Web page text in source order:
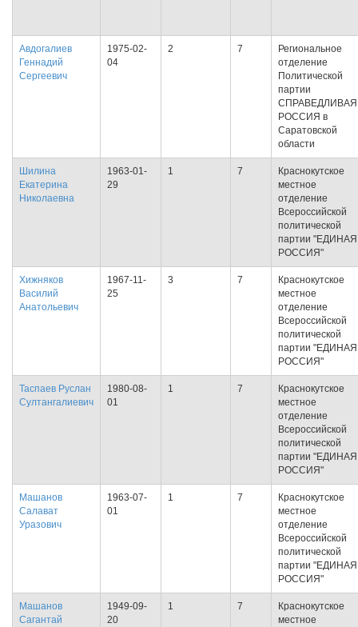
Авдогалиев
Геннадий
Сергеевич
1975-02-
04
2 7
Региональное
отделение
Политической
партии
СПРАВЕДЛИВАЯ
РОССИЯ в
Саратовской
области
Шилина
Екатерина
Николаевна
1963-01-
29
1 7
Краснокутское
местное
отделение
Всероссийской
политической
партии "ЕДИНАЯ
РОССИЯ"
Хижняков
Василий
Анатольевич
1967-11-
25
3 7
Краснокутское
местное
отделение
Всероссийской
политической
партии "ЕДИНАЯ
РОССИЯ"
Таспаев Руслан
Султангалиевич
1980-08-
01
1 7
Краснокутское
местное
отделение
Всероссийской
политической
партии "ЕДИНАЯ
РОССИЯ"
Машанов
Салават
Уразович
1963-07-
01
1 7
Краснокутское
местное
отделение
Всероссийской
политической
партии "ЕДИНАЯ
РОССИЯ"
Машанов
Сагантай
1949-09-
20
1 7
Краснокутское
местное